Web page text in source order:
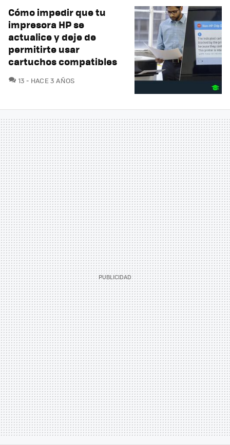
Cómo impedir que tu
impresora HP se
actualice y deje de
permitirte usar
cartuchos compatibles
13 COMENTARIOS
HACE 3 AÑOS